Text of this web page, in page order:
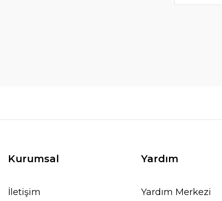
Kurumsal
İletişim
Yardım
Yardım Merkezi